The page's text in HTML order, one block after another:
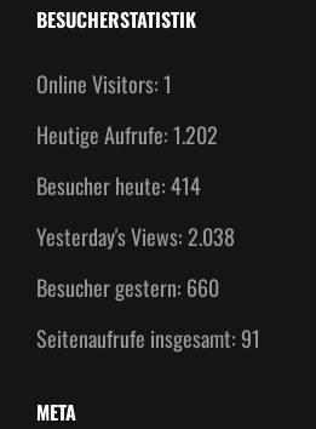
BESUCHERSTATISTIK
Online Visitors:1
Heutige Aufrufe:1.202
Besucher heute:414
Yesterday's Views: 2.038
Besucher gestern: 660
Seitenaufrufe insgesamt: 91
META